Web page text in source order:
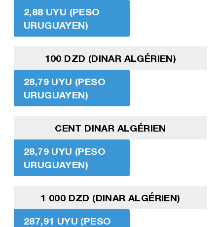
2,88 UYU (PESO
URUGUAYEN)
100 DZD (DINAR ALGÉRIEN)
28,79 UYU (PESO
URUGUAYEN)
CENT DINAR ALGÉRIEN
28,79 UYU (PESO
URUGUAYEN)
1 000 DZD (DINAR ALGÉRIEN)
287,91 UYU (PESO